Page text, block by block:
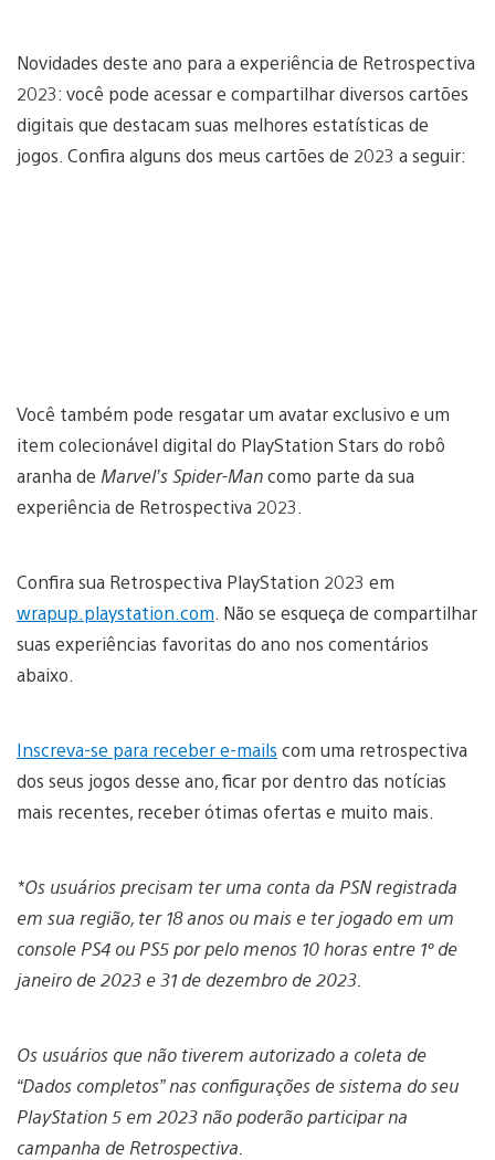
Novidades deste ano para a experiência de Retrospectiva
2023: você pode acessar e compartilhar diversos cartões
digitais que destacam suas melhores estatísticas de
jogos. Confira alguns dos meus cartões de 2023 a seguir:
Você também pode resgatar um avatar exclusivo e um
item colecionável digital do PlayStation Stars do robô
aranha de Marvel’s Spider-Mancomo parte da sua
experiência de Retrospectiva 2023.
Confira sua Retrospectiva PlayStation 2023 em
wrapup.playstation.com . Não se esqueça de compartilhar
suas experiências favoritas do ano nos comentários
abaixo.
Inscreva-se para receber e-mails com uma retrospectiva
dos seus jogos desse ano, ficar por dentro das notícias
mais recentes, receber ótimas ofertas e muito mais.
*Os usuários precisam ter uma conta da PSN registrada
em sua região, ter 18 anos ou mais e ter jogado em um
console PS4 ou PS5 por pelo menos 10 horas entre 1º de
janeiro de 2023 e 31 de dezembro de 2023.
Os usuários que não tiverem autorizado a coleta de
“Dados completos” nas configurações de sistema do seu
PlayStation 5 em 2023 não poderão participar na
campanha de Retrospectiva.